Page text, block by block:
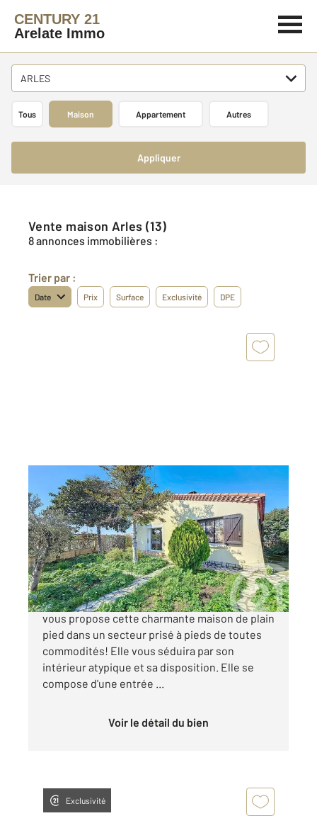
CENTURY 21
Arelate Immo
ARLES
Tous Maison Appartement Autres
Appliquer
Vente maison Arles (13)
8 annonces immobilières :
Trier par :
Date Prix Surface Exclusivité DPE
ARLES 13
70 m2, 4 pièces
Ref : 4067
Maison à vendre
255 000 €
Votre Agence Century21 Arelate Immo à Arles
vous propose cette charmante maison de plain
pied dans un secteur prisé à pieds de toutes
commodités! Elle vous séduira par son
intérieur atypique et sa disposition. Elle se
compose d'une entrée ...
Voir le détail du bien
Exclusivité